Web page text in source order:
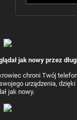
jak nowy przez
chroni Twój
urządzenia,
jak nowy.